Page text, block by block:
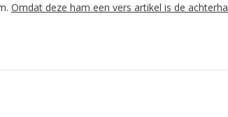
Omdat deze ham een vers artikel is de